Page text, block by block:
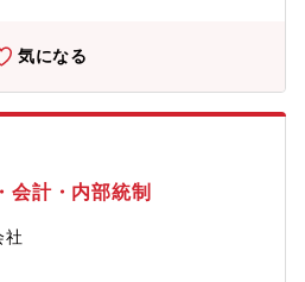
気になる
会計・内部統制
社